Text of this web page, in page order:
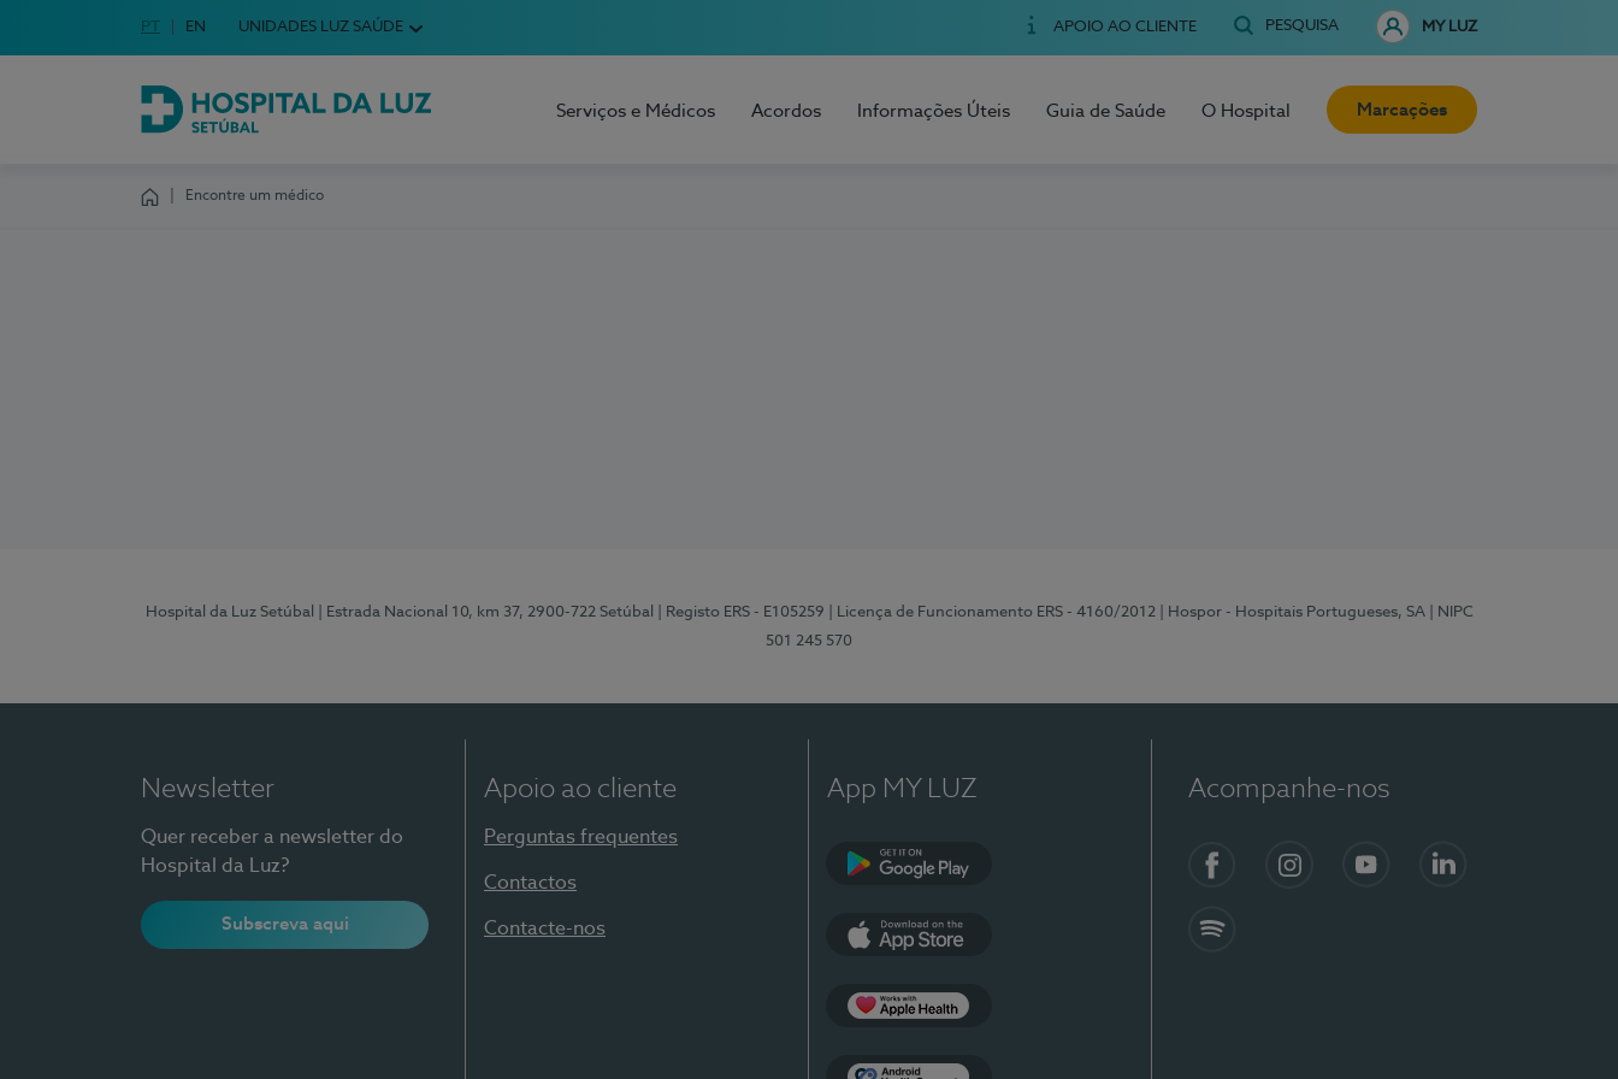
Escolha o seu idioma
Idioma em Português
PT English Language
EN UNIDADES LUZ SAÚDE APOIO AO CLIENTE PESQUISA MY LUZ
Hospital da Luz Setúbal
Serviços e Médicos Acordos Informações Úteis Guia de Saúde O Hospital Marcações
Encontre um médico
Hospital da Luz Setúbal | Estrada Nacional 10, km 37, 2900-722 Setúbal | Registo ERS - E105259 | Licença de Funcionamento ERS - 4160/2012 | Hospor - Hospitais Portugueses, SA
| NIPC
501 245 570
Newsletter
Quer receber a newsletter do
Hospital da Luz?
Subscreva aqui
Apoio ao cliente
Perguntas frequentes
Contactos
Contacte-nos
App MY LUZ Acompanhe-nos